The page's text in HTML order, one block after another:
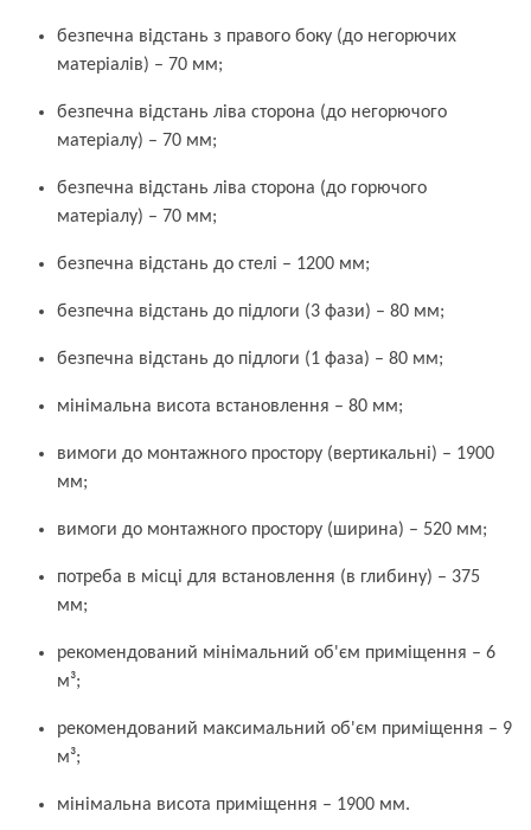
безпечна відстань з правого боку (до негорючих
матеріалів) – 70 мм;
безпечна відстань ліва сторона (до негорючого
матеріалу) – 70 мм;
безпечна відстань ліва сторона (до горючого
матеріалу) – 70 мм;
безпечна відстань до стелі – 1200 мм;
безпечна відстань до підлоги (3 фази) – 80 мм;
безпечна відстань до підлоги (1 фаза) – 80 мм;
мінімальна висота встановлення – 80 мм;
вимоги до монтажного простору (вертикальні) – 1900
мм;
вимоги до монтажного простору (ширина) – 520 мм;
потреба в місці для встановлення (в глибину) – 375
мм;
рекомендований мінімальний об'єм приміщення – 6
м³;
рекомендований максимальний об'єм приміщення – 9
м³;
мінімальна висота приміщення – 1900 мм.